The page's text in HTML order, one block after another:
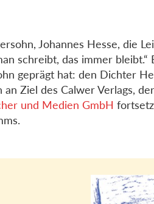
Johannes Hesse, die
schreibt, das immer bleibt.“
geprägt hat: den Dichter
Ziel des Calwer Verlags,
und Medien GmbH